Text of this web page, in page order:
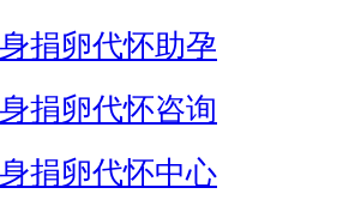
捐卵代怀助孕
捐卵代怀咨询
捐卵代怀中心